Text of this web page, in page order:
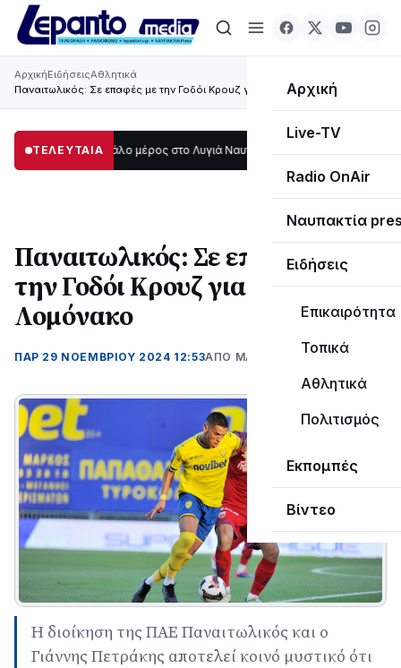
Αρχική
Live-TV
Radio OnAir
Ναυπακτία
Ειδήσεις
Επικαιρότητα
Τοπικά
Αθλητικά
Πολιτισμός
Εκπομπές
Βίντεο
ΑρχικήΕιδήσειςΑθλητικά
Παναιτωλικός: Σε επαφές με την Γοδόι Κρουζ για τον Λομόνακο
ΤΕΛΕΥΤΑΙΑ
μεγάλο μέρος στο Λυγιά Ναυπάκτου12:08
Παναιτωλικός: Σε επαφές με
την Γοδόι Κρουζ για τον
Λομόνακο
ΠΑΡ 29 ΝΟΕΜΒΡΊΟΥ 2024 12:53ΑΠΌ ΜΑΝΤΩ ΚΑΠΕΝΤΖΩΝΗ
Η διοίκηση της ΠΑΕ Παναιτωλικός και ο
Γιάννης Πετράκης αποτελεί κοινό μυστικό ότι